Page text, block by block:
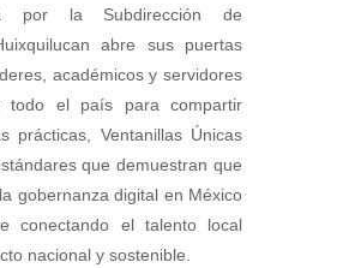
por la Subdirección de
abre sus puertas
académicos y servidores
todo el país para compartir
prácticas, Ventanillas Únicas
que demuestran que
gobernanza digital en México
conectando el talento local
nacional y sostenible.